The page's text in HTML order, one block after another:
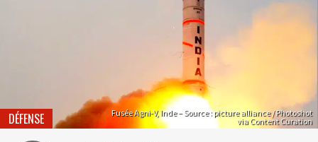
Fusée Agni-V, Inde – Source : picture alliance / Photoshot
via Content Curation
DÉFENSE